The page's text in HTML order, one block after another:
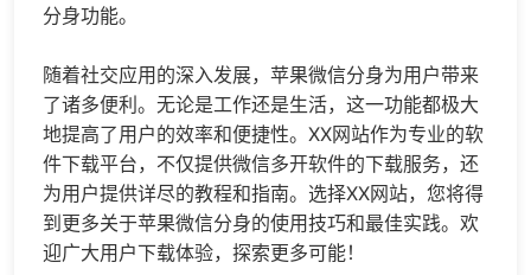
分身功能。
随着社交应用的深入发展，苹果微信分身为用户带来
了诸多便利。无论是工作还是生活，这一功能都极大
地提高了用户的效率和便捷性。XX网站作为专业的软
件下载平台，不仅提供微信多开软件的下载服务，还
为用户提供详尽的教程和指南。选择XX网站，您将得
到更多关于苹果微信分身的使用技巧和最佳实践。欢
迎广大用户下载体验，探索更多可能！